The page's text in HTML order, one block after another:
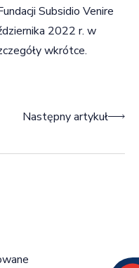
Subsidio Venire
2022 r. w
wkrótce.
Następny artykuł